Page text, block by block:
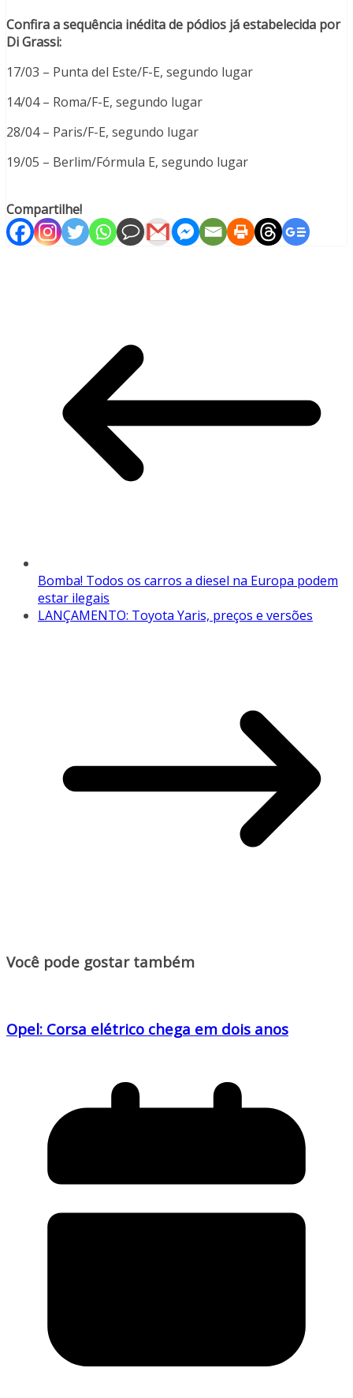
Confira a sequência inédita de pódios já estabelecida por
Di Grassi:
17/03 – Punta del Este/F-E, segundo lugar
14/04 – Roma/F-E, segundo lugar
28/04 – Paris/F-E, segundo lugar
19/05 – Berlim/Fórmula E, segundo lugar
Compartilhe!
Bomba! Todos os carros a diesel na Europa podem
estar ilegais
LANÇAMENTO: Toyota Yaris, preços e versões
Você pode gostar também
Opel: Corsa elétrico chega em dois anos